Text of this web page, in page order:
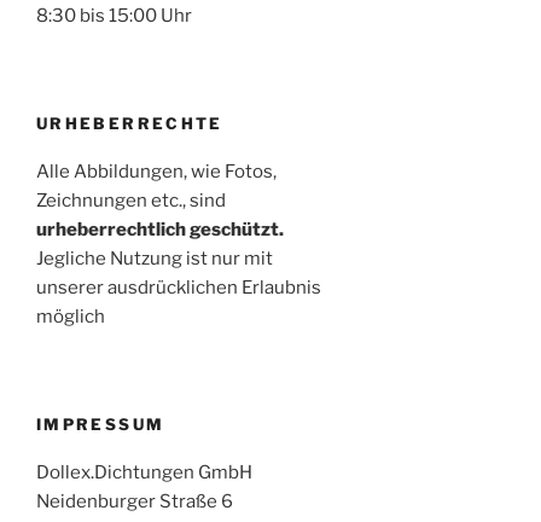
8:30 bis 15:00 Uhr
URHEBERRECHTE
Alle Abbildungen, wie Fotos,
Zeichnungen etc., sind
urheberrechtlich geschützt.
Jegliche Nutzung ist nur mit
unserer ausdrücklichen Erlaubnis
möglich
IMPRESSUM
Dollex.Dichtungen GmbH
Neidenburger Straße 6